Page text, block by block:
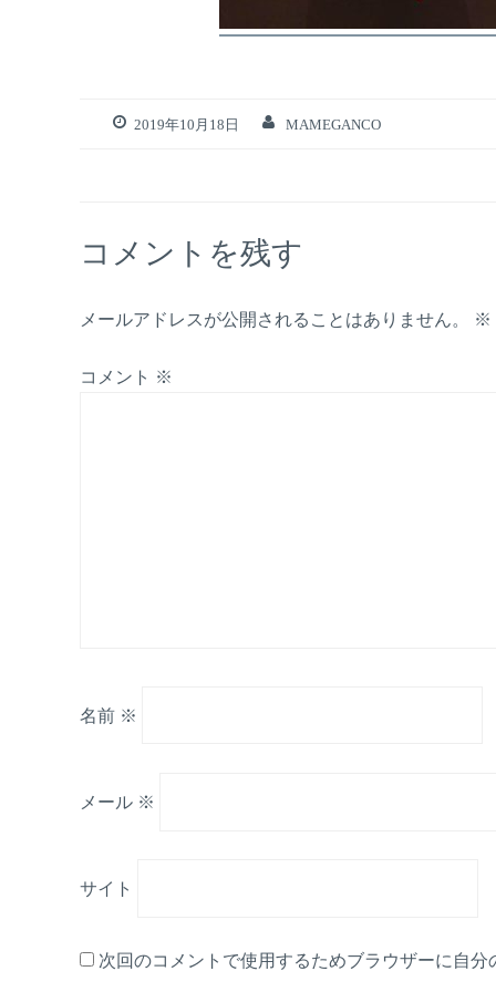
2019年10月18日 MAMEGANCO
コメントを残す
メールアドレスが公開されることはありません。 ※
コメント ※
名前 ※
メール ※
サイト
次回のコメントで使用するためブラウザーに自